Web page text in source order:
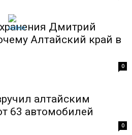
Дмитрий
Алтайский край в
0
алтайским
63 автомобилей
0